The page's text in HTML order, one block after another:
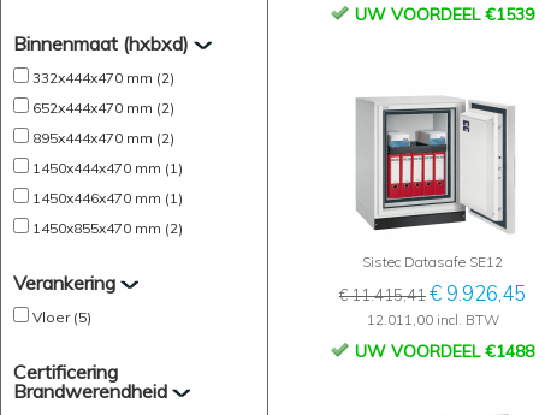
Binnenmaat (hxbxd)
332x444x470 mm (2)
652x444x470 mm (2)
895x444x470 mm (2)
1450x444x470 mm (1)
1450x446x470 mm (1)
1450x855x470 mm (2)
Verankering
Vloer (5)
Certificering
Brandwerendheid
UW VOORDEEL €1539
Sistec Datasafe SE12
€ 11.415,41€ 9.926,45
12.011,00 incl. BTW
UW VOORDEEL €1488